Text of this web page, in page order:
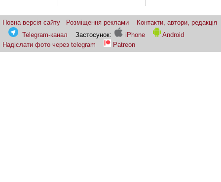
Повна версія сайту Розміщення реклами
Контакти, автори, редакція
Telegram-канал
Застосунок: iPhone
Android
Надіслати фото через telegram
Patreon